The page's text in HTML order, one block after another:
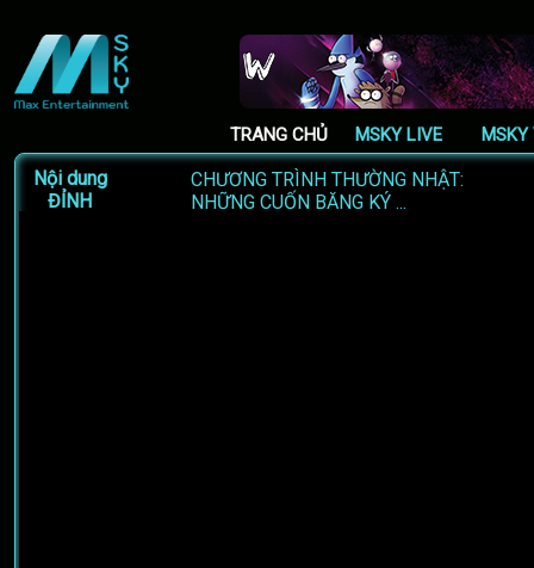
TRANG CHỦ MSKY LIVE MSKY
Nội dung
ĐỈNH
CHƯƠNG TRÌNH THƯỜNG NHẬT:
NHỮNG CUỐN BĂNG KÝ ...